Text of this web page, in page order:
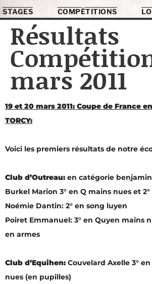
STAGES
COMPÉTITIONS
Résultats
mars 2011
19 et 20 mars 2011: Coupe de France
TORCY:
Voici les premiers résultats de notre
Club d’Outreau: en catégorie
Burkel Marion 3° en Q mains nues et
Noémie Dantin: 2° en song luyen
Poiret Emmanuel: 3° en Quyen mains
en armes
Club d’Equihen: Couvelard Axelle 3°
nues (en pupilles)